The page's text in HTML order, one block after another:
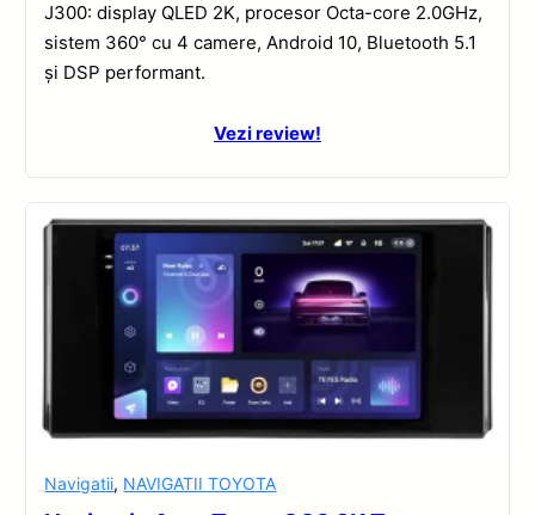
J300: display QLED 2K, procesor Octa-core 2.0GHz,
sistem 360° cu 4 camere, Android 10, Bluetooth 5.1
și DSP performant.
Vezi review!
Navigatii, NAVIGATII TOYOTA